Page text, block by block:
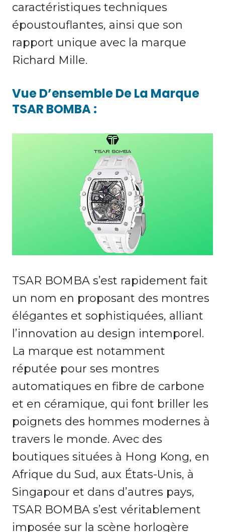
caractéristiques techniques
époustouflantes, ainsi que son
rapport unique avec la marque
Richard Mille.
Vue D’ensemble De La Marque
TSAR BOMBA :
TSAR BOMBA s’est rapidement fait
un nom en proposant des montres
élégantes et sophistiquées, alliant
l’innovation au design intemporel.
La marque est notamment
réputée pour ses montres
automatiques en fibre de carbone
et en céramique, qui font briller les
poignets des hommes modernes à
travers le monde. Avec des
boutiques situées à Hong Kong, en
Afrique du Sud, aux États-Unis, à
Singapour et dans d’autres pays,
TSAR BOMBA s’est véritablement
imposée sur la scène horlogère